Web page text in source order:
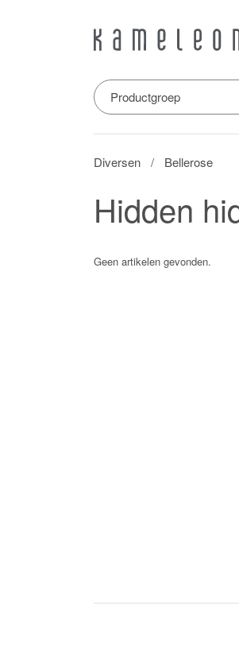
Productgroep
Diversen Bellerose
Hidden
Geen artikelen gevonden.